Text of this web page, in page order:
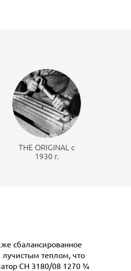
THE ORIGINAL c
1930 г.
сбалансированное
лучистым теплом, что
CH 3180/08 1270 ¾